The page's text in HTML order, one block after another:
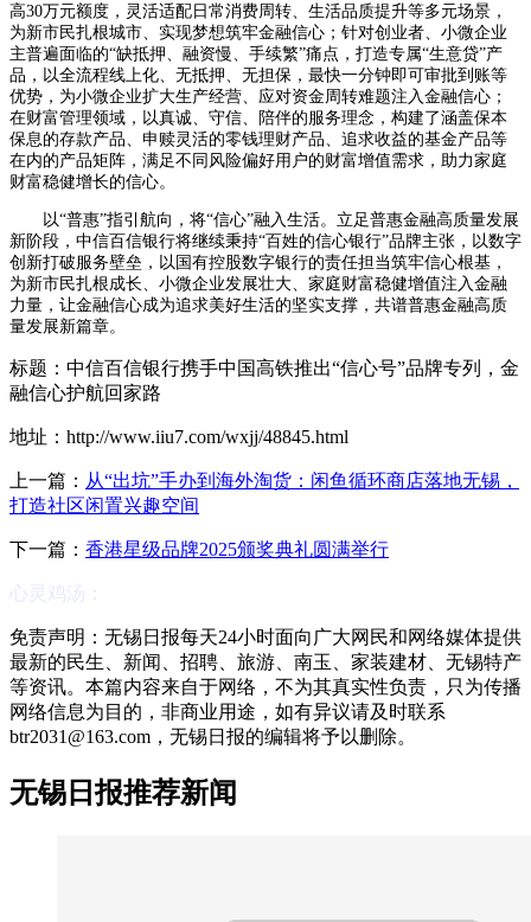
高30万元额度，灵活适配日常消费周转、生活品质提升等多元场景，
为新市民扎根城市、实现梦想筑牢金融信心；针对创业者、小微企业
主普遍面临的“缺抵押、融资慢、手续繁”痛点，打造专属“生意贷”产
品，以全流程线上化、无抵押、无担保，最快一分钟即可审批到账等
优势，为小微企业扩大生产经营、应对资金周转难题注入金融信心；
在财富管理领域，以真诚、守信、陪伴的服务理念，构建了涵盖保本
保息的存款产品、申赎灵活的零钱理财产品、追求收益的基金产品等
在内的产品矩阵，满足不同风险偏好用户的财富增值需求，助力家庭
财富稳健增长的信心。
以“普惠”指引航向，将“信心”融入生活。立足普惠金融高质量发展
新阶段，中信百信银行将继续秉持“百姓的信心银行”品牌主张，以数字
创新打破服务壁垒，以国有控股数字银行的责任担当筑牢信心根基，
为新市民扎根成长、小微企业发展壮大、家庭财富稳健增值注入金融
力量，让金融信心成为追求美好生活的坚实支撑，共谱普惠金融高质
量发展新篇章。
标题：中信百信银行携手中国高铁推出“信心号”品牌专列，金
融信心护航回家路
地址：http://www.iiu7.com/wxjj/48845.html
上一篇： 从“出坑”手办到海外淘货：闲鱼循环商店落地无锡，
打造社区闲置兴趣空间
下一篇： 香港星级品牌2025颁奖典礼圆满举行
心灵鸡汤：
免责声明：无锡日报每天24小时面向广大网民和网络媒体提供
最新的民生、新闻、招聘、旅游、南玉、家装建材、无锡特产
等资讯。本篇内容来自于网络，不为其真实性负责，只为传播
网络信息为目的，非商业用途，如有异议请及时联系
btr2031@163.com，无锡日报的编辑将予以删除。
无锡日报推荐新闻